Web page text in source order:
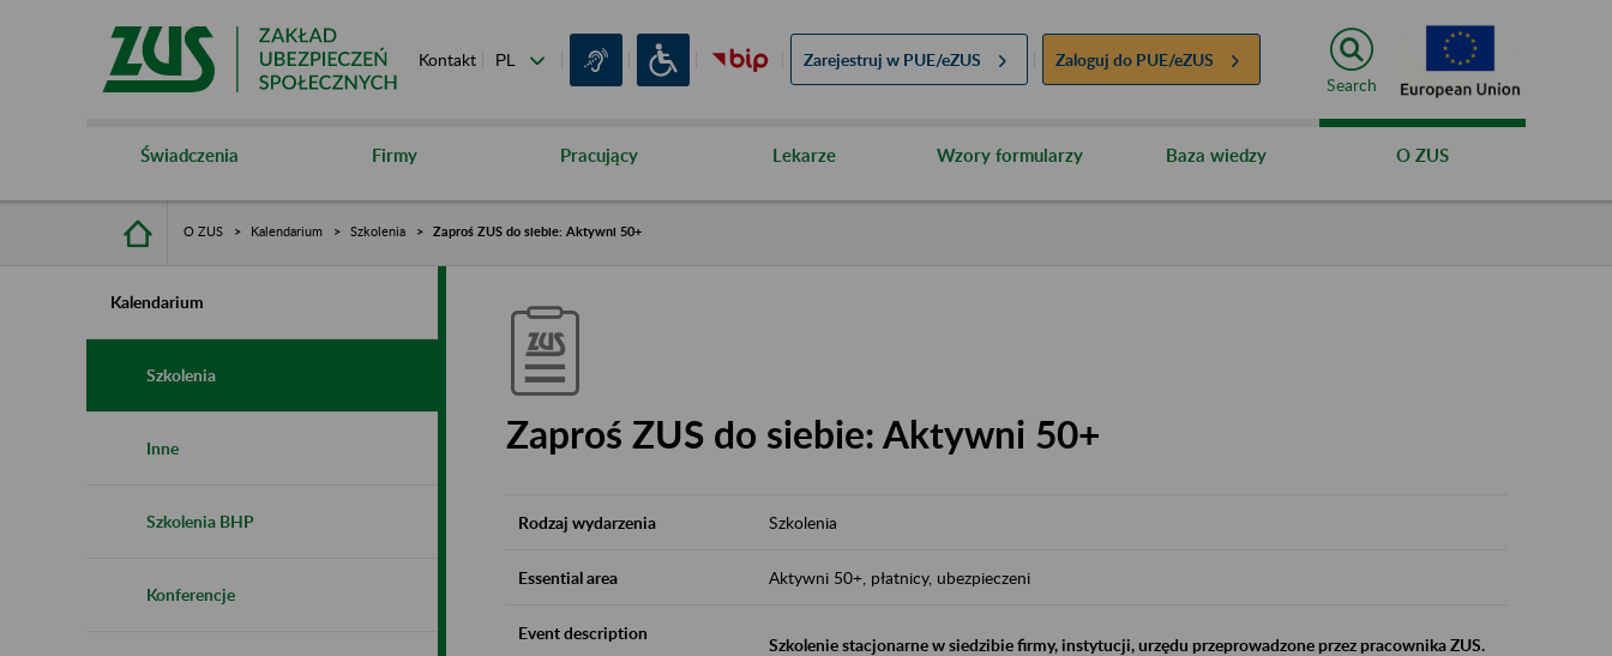
Kontakt Zarejestruj w PUE/eZUS Zaloguj do PUE/eZUS
Search
Świadczenia Firmy Pracujący Lekarze Wzory formularzy Baza wiedzy O ZUS
O ZUS Kalendarium Szkolenia Zaproś ZUS do siebie: Aktywni 50+
Kalendarium
Szkolenia
Inne
Szkolenia BHP
Konferencje
Zaproś ZUS do siebie: Aktywni 50+
Rodzaj wydarzenia Szkolenia
Essential area Aktywni 50+, płatnicy, ubezpieczeni
Event description
Szkolenie stacjonarne w siedzibie firmy, instytucji, urzędu przeprowadzone przez pracownika ZUS.